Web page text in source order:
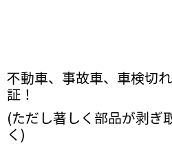
不動車、事故車、車検切
証！
(ただし著しく部品が剥ぎ
く)